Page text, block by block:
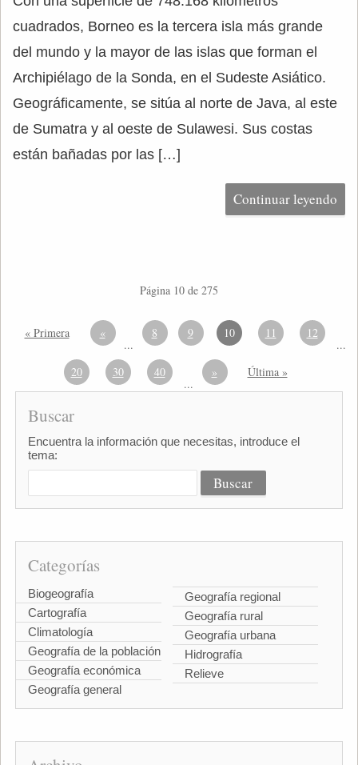
cuadrados, Borneo es la tercera isla más grande
del mundo y la mayor de las islas que forman el
Archipiélago de la Sonda, en el Sudeste Asiático.
Geográficamente, se sitúa al norte de Java, al este
de Sumatra y al oeste de Sulawesi. Sus costas
están bañadas por las […]
Continuar leyendo
Página 10 de 275
« Primera «
...
8 9 10 11 12
...
20
30 40
...
» Última »
Buscar
Encuentra la información que necesitas, introduce el
tema:
Categorías
Biogeografía
Cartografía
Climatología
Geografía de la población
Geografía económica
Geografía general
Geografía regional
Geografía rural
Geografía urbana
Hidrografía
Relieve